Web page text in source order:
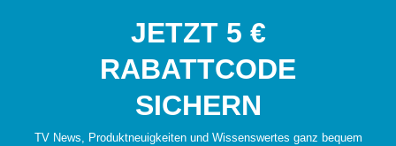
JETZT 5 €
RABATTCODE
SICHERN
TV News, Produktneuigkeiten und Wissenswertes ganz bequem